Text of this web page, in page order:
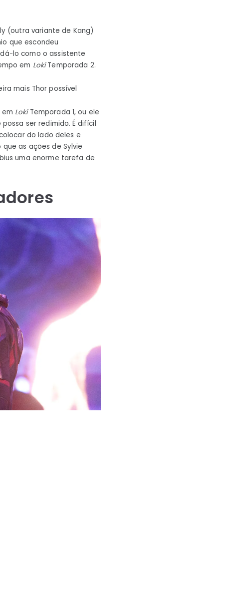
(outra variante de Kang)
que escondeu
lo como o assistente
em LokiTemporada 2.
mais Thor possível
em LokiTemporada 1, ou ele
ser redimido. É difícil
do lado deles e
as ações de Sylvie
uma enorme tarefa de